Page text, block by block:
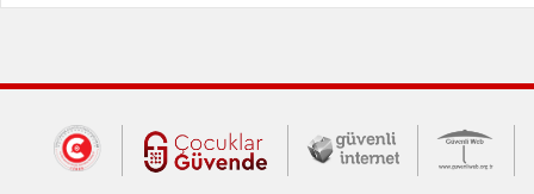
Dış Bağlantılar
Cumhurbaşkanlığı İletişim Merkezi
Çocuklar Güvende (yeni
Güvenli